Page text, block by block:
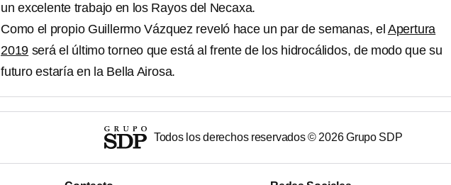
un excelente trabajo en los Rayos del Necaxa.
Como el propio Guillermo Vázquez reveló hace un par de semanas, el Apertura
2019 será el último torneo que está al frente de los hidrocálidos, de modo que su
futuro estaría en la Bella Airosa.
Todos los derechos reservados © 2026Grupo SDP